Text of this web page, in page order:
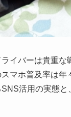
イバーは貴重
マホ普及率は年
活用の実態